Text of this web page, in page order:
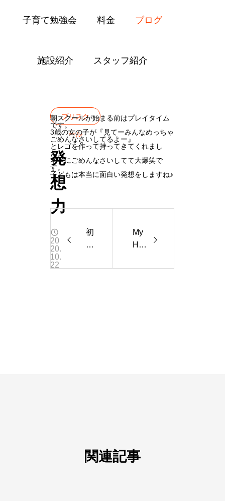
子育て勉強会 料金 ブログ
施設紹介 スタッフ紹介
プリスク
ール
発
想
力
20
20.
10.
22
朝スクールが始まる前はプレイタイム
です。
3歳の女の子が『見てーみんなめっちゃ
ごめんなさいしてるよー』
とレゴを作って持ってきてくれまし
た。
本当にごめんなさいしてて大爆笑で
す。
子どもは本当に面白い発想をしますね♪
初
め
の
My
Han
🙌🏻
関連記事